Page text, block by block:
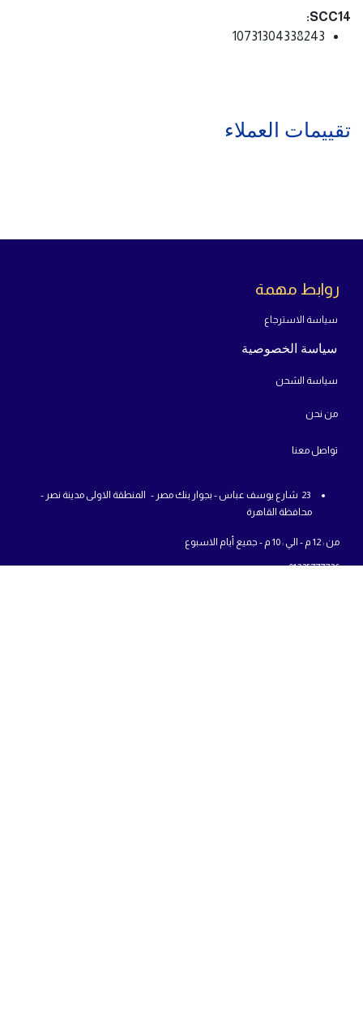
SCC14:
10731304338243
تقييمات العملاء
روابط مهمة
سياسة الاسترجاع
سياسة الخصوصية
سياسة الشحن
من نحن
تواص ل معنا
23 شارع يوسف عباس - بجوار بنك مصر - المنطقة الاولى مدينة نصر -
محافظة القاهرة
من : 12 م - الي : 10 م - جميع أيام الاسبوع
01225777726